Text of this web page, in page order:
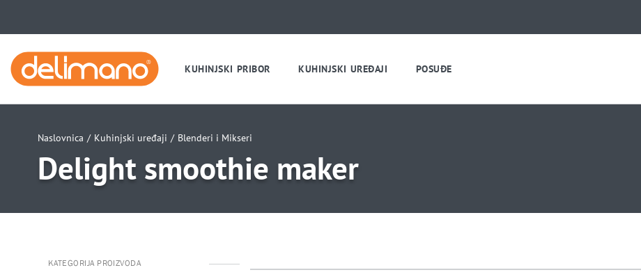
KUHINJSKI PRIBOR KUHINJSKI UREĐAJI POSUĐE
Naslovnica / Kuhinjski uređaji / Blenderi i Mikseri
Delight smoothie maker
KATEGORIJA PROIZVODA uwu
uwu